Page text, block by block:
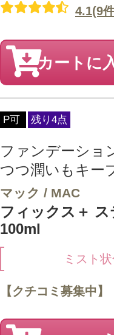
4.1(9
カートに
P可 残り4点
ファンデーショ
つつ潤いもキー
マック / MAC
フィックス＋
100ml
ミスト
【クチコミ募集中】